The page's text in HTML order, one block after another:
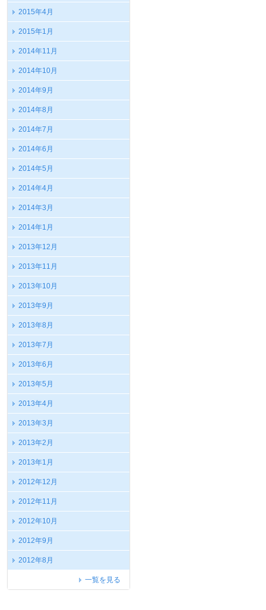
2015年4月
2015年1月
2014年11月
2014年10月
2014年9月
2014年8月
2014年7月
2014年6月
2014年5月
2014年4月
2014年3月
2014年1月
2013年12月
2013年11月
2013年10月
2013年9月
2013年8月
2013年7月
2013年6月
2013年5月
2013年4月
2013年3月
2013年2月
2013年1月
2012年12月
2012年11月
2012年10月
2012年9月
2012年8月
一覧を見る